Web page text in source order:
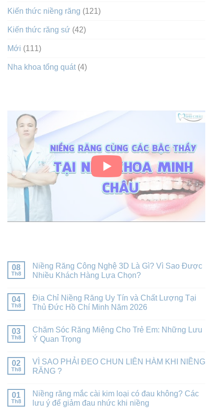
Kiến thức niềng răng (121)
Kiến thức răng sứ (42)
Mới (111)
Nha khoa tổng quát (4)
08
Th8
Niềng Răng Công Nghệ 3D Là Gì? Vì Sao Được
Nhiều Khách Hàng Lựa Chọn?
04
Th8
Địa Chỉ Niềng Răng Uy Tín và Chất Lượng Tại
Thủ Đức Hồ Chí Minh Năm 2026
03
Th8
Chăm Sóc Răng Miệng Cho Trẻ Em: Những Lưu
Ý Quan Trọng
02
Th8
VÌ SAO PHẢI ĐEO CHUN LIÊN HÀM KHI NIỀNG
RĂNG ?
01
Th8
Niềng răng mắc cài kim loại có đau không? Các
lưu ý để giảm đau nhức khi niềng